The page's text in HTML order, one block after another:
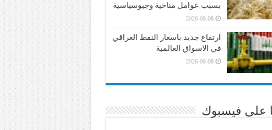
بسبب عوامل مناخية وجيوسياسية
2026-08-08
ارتفاع جديد باسعار النفط العراقي
في الاسواق العالمية
2026-08-08
على فيسبوك